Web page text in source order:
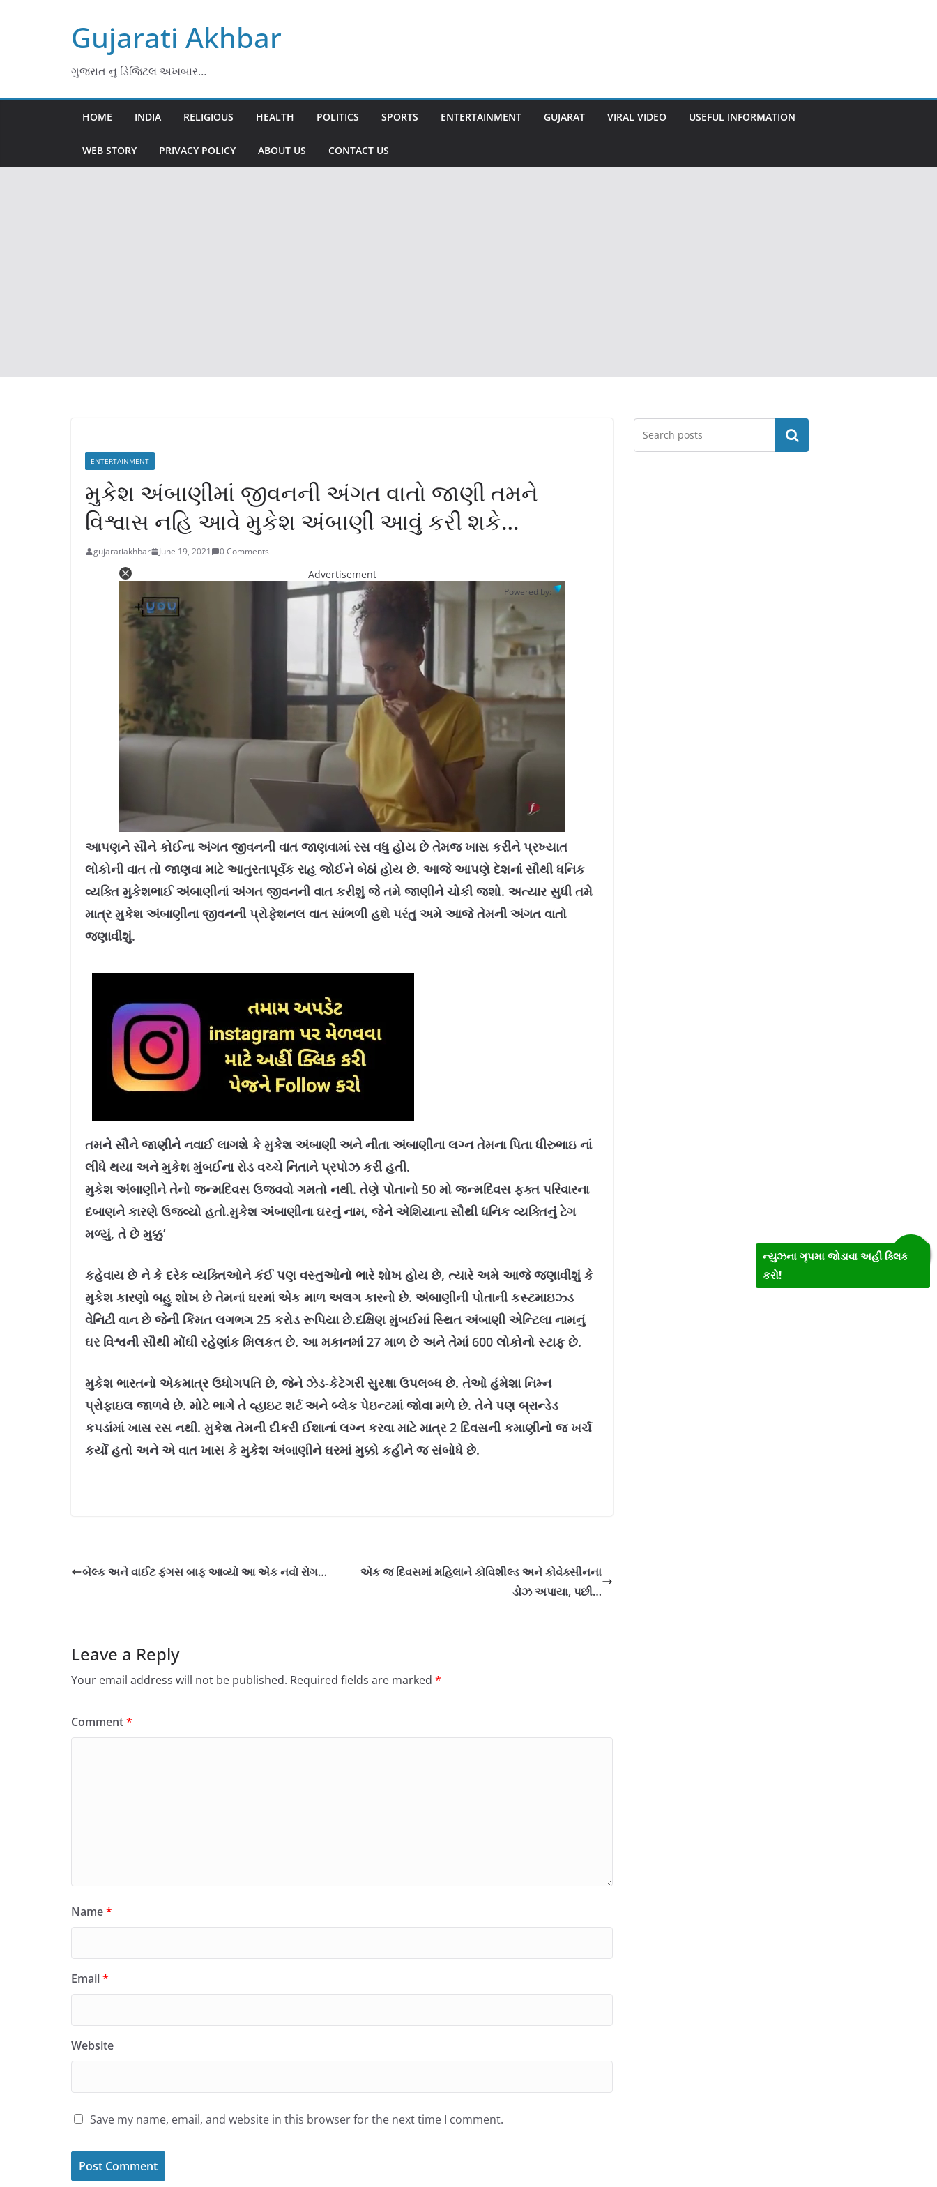
Gujarati Akhbar
ગુજરાત નુ ડિજિટલ અખબાર…
HOME INDIA RELIGIOUS HEALTH POLITICS SPORTS ENTERTAINMENT GUJARAT VIRAL VIDEO USEFUL INFORMATION
WEB STORY PRIVACY POLICY ABOUT US CONTACT US
ENTERTAINMENT
મુકેશ અંબાણીમાં જીવનની અંગત વાતો જાણી તમને
વિશ્વાસ નહિ આવે મુકેશ અંબાણી આવું કરી શકે…
gujaratiakhbar June 19, 2021 0 Comments
Advertisement
Powered by:
U
n
u
t
e
o
d
e
:
1
.
4
આપણને સૌને કોઈના અંગત જીવનની વાત જાણવામાં રસ વધુ હોય છે તેમજ ખાસ કરીને પ્રખ્યાત
લોકોની વાત તો જાણવા માટે આતુરતાપૂર્વક રાહ જોઈને બેઠાં હોય છે. આજે આપણે દેશનાં સૌથી ધનિક
વ્યક્તિ મુકેશભાઈ અંબાણીનાં અંગત જીવનની વાત કરીશું જે તમે જાણીને ચોકી જશો. અત્યાર સુધી તમે
માત્ર મુકેશ અંબાણીના જીવનની પ્રોફેશનલ વાત સાંભળી હશે પરંતુ અમે આજે તેમની અંગત વાતો
જણાવીશું.
તમને સૌને જાણીને નવાઈ લાગશે કે મુકેશ અંબાણી અને નીતા અંબાણીના લગ્ન તેમના પિતા ધીરુભાઇ નાં
લીધે થયા અને મુકેશ મુંબઈના રોડ વચ્ચે નિતાને પ્રપોઝ કરી હતી.
મુકેશ અંબાણીને તેનો જન્મદિવસ ઉજવવો ગમતો નથી. તેણે પોતાનો 50 મો જન્મદિવસ ફક્ત પરિવારના
દબાણને કારણે ઉજવ્યો હતો.મુકેશ અંબાણીના ઘરનું નામ, જેને એશિયાના સૌથી ધનિક વ્યક્તિનું ટેગ
મળ્યું, તે છે મુક્કુ’
કહેવાય છે ને કે દરેક વ્યક્તિઓને કંઈ પણ વસ્તુઓનો ભારે શોખ હોય છે, ત્યારે અમે આજે જણાવીશું કે
મુકેશ કારણો બહુ શોખ છે તેમનાં ઘરમાં એક માળ અલગ કારનો છે. અંબાણીની પોતાની કસ્ટમાઇઝ્ડ
વેનિટી વાન છે જેની કિંમત લગભગ 25 કરોડ રૂપિયા છે.દક્ષિણ મુંબઈમાં સ્થિત અંબાણી એન્ટિલા નામનું
ઘર વિશ્વની સૌથી મોંઘી રહેણાંક મિલકત છે. આ મકાનમાં 27 માળ છે અને તેમાં 600 લોકોનો સ્ટાફ છે.
મુકેશ ભારતનો એકમાત્ર ઉધોગપતિ છે, જેને ઝેડ-કેટેગરી સુરક્ષા ઉપલબ્ધ છે. તેઓ હંમેશા નિમ્ન
પ્રોફાઇલ જાળવે છે. મોટે ભાગે તે વ્હાઇટ શર્ટ અને બ્લેક પેઇન્ટમાં જોવા મળે છે. તેને પણ બ્રાન્ડેડ
કપડાંમાં ખાસ રસ નથી. મુકેશ તેમની દીકરી ઈશાનાં લગ્ન કરવા માટે માત્ર 2 દિવસની કમાણીનો જ ખર્ચ
કર્યો હતો અને એ વાત ખાસ કે મુકેશ અંબાણીને ઘરમાં મુક્કો કહીને જ સંબોધે છે.
બેલ્ક અને વાઈટ ફંગસ બાફ આવ્યો આ એક નવો રોગ…
એક જ દિવસમાં મહિલાને કોવિશીલ્ડ અને કોવેક્સીનના
ડોઝ અપાયા, પછી…
Leave a Reply
Your email address will not be published. Required fields are marked *
Comment*
Name*
Email*
Website
Save my name, email, and website in this browser for the next time I comment.
Search
ન્યુઝના ગૃપમા જોડાવા અહીં ક્લિક
કરો!